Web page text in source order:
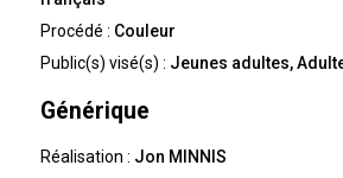
Procédé : Couleur
Public(s) visé(s) : Jeunes adultes,
Générique
Réalisation : Jon MINNIS